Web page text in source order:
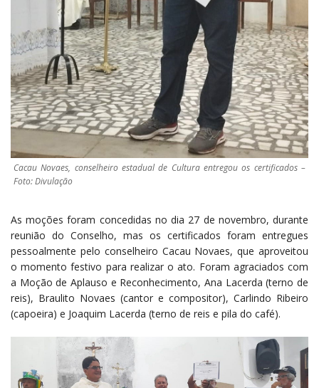
Cacau Novaes, conselheiro estadual de Cultura entregou os certificados –
Foto: Divulação
As moções foram concedidas no dia 27 de novembro, durante
reunião do Conselho, mas os certificados foram entregues
pessoalmente pelo conselheiro Cacau Novaes, que aproveitou
o momento festivo para realizar o ato. Foram agraciados com
a Moção de Aplauso e Reconhecimento, Ana Lacerda (terno de
reis), Braulito Novaes (cantor e compositor), Carlindo Ribeiro
(capoeira) e Joaquim Lacerda (terno de reis e pila do café).